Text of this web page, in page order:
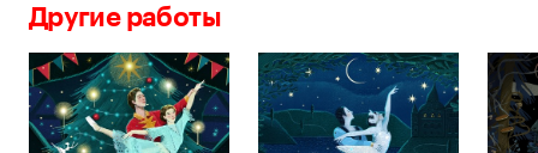
Другие работы